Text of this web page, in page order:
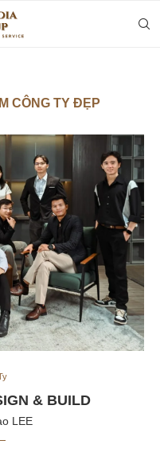
CÔNG TY ĐẸP
& BUILD
LEE